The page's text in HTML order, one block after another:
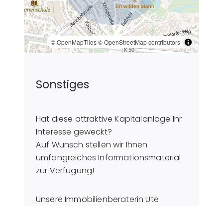
© OpenMapTiles© OpenStreetMap contributors
Sonstiges
Hat diese attraktive Kapitalanlage Ihr
Interesse geweckt?
Auf Wunsch stellen wir Ihnen
umfangreiches Informationsmaterial
zur Verfügung!
Unsere Immobilienberaterin Ute